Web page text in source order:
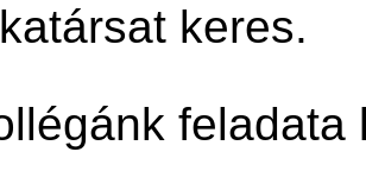
keres.
feladata